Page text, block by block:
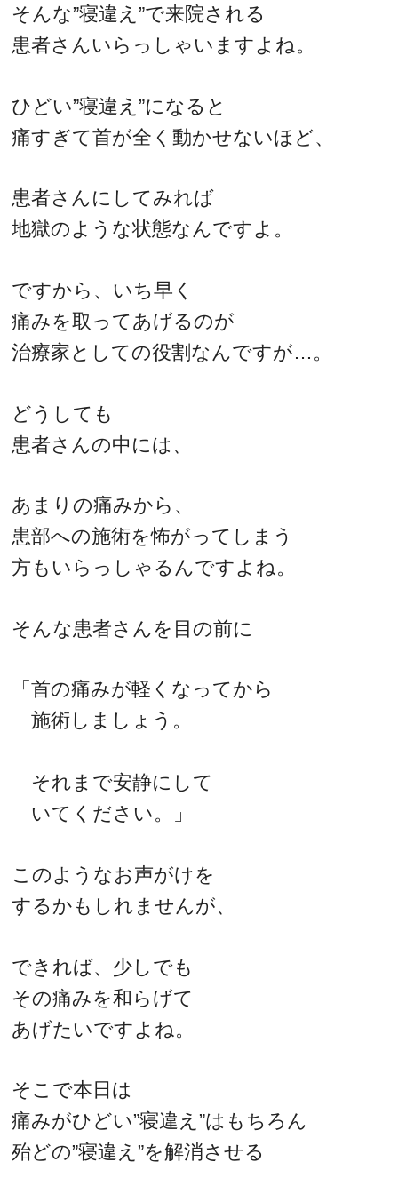
そんな”寝違え”で来院される
患者さんいらっしゃいますよね。
ひどい”寝違え”になると
痛すぎて首が全く動かせないほど、
患者さんにしてみれば
地獄のような状態なんですよ。
ですから、いち早く
痛みを取ってあげるのが
治療家としての役割なんですが…。
どうしても
患者さんの中には、
あまりの痛みから、
患部への施術を怖がってしまう
方もいらっしゃるんですよね。
そんな患者さんを目の前に
「首の痛みが軽くなってから
施術しましょう。
それまで安静にして
いてください。」
このようなお声がけを
するかもしれませんが、
できれば、少しでも
その痛みを和らげて
あげたいですよね。
そこで本日は
痛みがひどい”寝違え”はもちろん
殆どの”寝違え”を解消させる